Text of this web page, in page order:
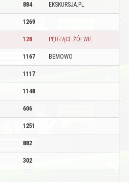
884 EKSKURSJA.PL
1269
128 PĘDZĄCE ŻÓŁWIE
1167 BEMOWO
1117
1148
606
1251
882
302